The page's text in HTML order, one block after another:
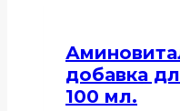
добавка
100 мл.